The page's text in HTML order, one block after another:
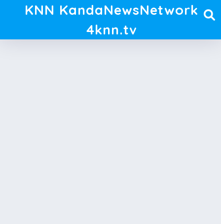
KNN KandaNewsNetwork
4knn.tv